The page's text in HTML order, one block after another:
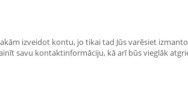
izveidot kontu, jo tikai tad Jūs varēsiet
savu kontaktinformāciju, kā arī būs vieglāk